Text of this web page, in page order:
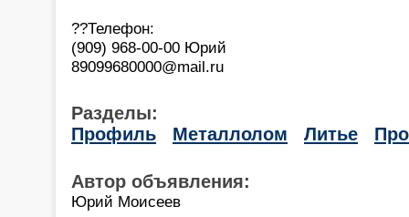
??Телефон:
(909) 968-00-00 Юрий
89099680000@mail.ru
Разделы:
Профиль
Металлолом Литье
Автор объявления:
Юрий Моисеев